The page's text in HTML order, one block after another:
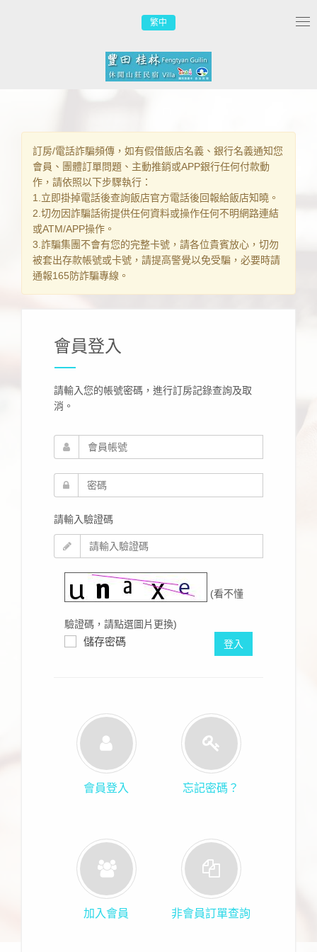
繁中
訂房/電話詐騙頻傳，如有假借飯店名義、銀行名義通知您
會員、團體訂單問題、主動推銷或APP銀行任何付款動
作，請依照以下步驟執行：
1.立即掛掉電話後查詢飯店官方電話後回報給飯店知曉。
2.切勿因詐騙話術提供任何資料或操作任何不明網路連結
或ATM/APP操作。
3.詐騙集團不會有您的完整卡號，請各位貴賓放心，切勿
被套出存款帳號或卡號，請提高警覺以免受騙，必要時請
通報165防詐騙專線。
會員登入
請輸入您的帳號密碼，進行訂房記錄查詢及取
消。
請輸入驗證碼
(看不懂
驗證碼，請點選圖片更換)
儲存密碼 登入
會員登入 忘記密碼？
加入會員 非會員訂單查詢